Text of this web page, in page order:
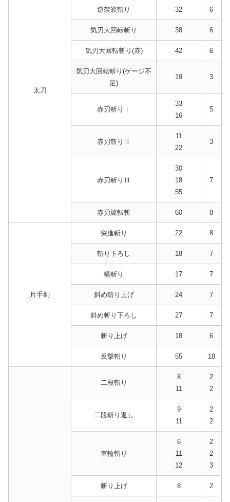
太刀
逆袈裟斬り 32 6
気刃大回転斬り 38 6
気刃大回転斬り(赤) 42 6
気刃大回転斬り(ゲージ不
足)
19 3
赤刃斬りⅠ
33
16
5
赤刃斬りⅡ
11
22
3
赤刃斬りⅢ
30
18
55
7
赤刃旋転斬 60 8
片手剣
突進斬り 22 8
斬り下ろし 18 7
横斬り 17 7
斜め斬り上げ 24 7
斜め斬り下ろし 27 7
斬り上げ 18 6
反撃斬り 55 18
二段斬り
8
11
2
2
二段斬り返し
9
11
2
2
車輪斬り
6
11
12
2
2
3
斬り上げ 8 2